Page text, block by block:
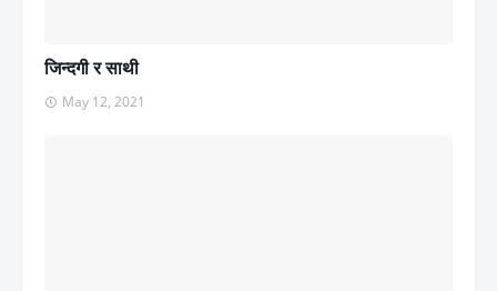
जिन्दगी र साथी
May 12, 2021